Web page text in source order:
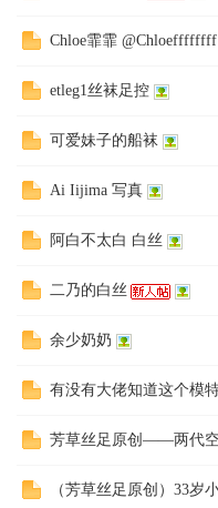
Chloe霏霏 @Chloeffffffff
etleg1丝袜足控
可爱妹子的船袜
Ai Iijima 写真
阿白不太白 白丝
二乃的白丝
余少奶奶
有没有大佬知道这个模
芳草丝足原创——两代空
（芳草丝足原创）33岁